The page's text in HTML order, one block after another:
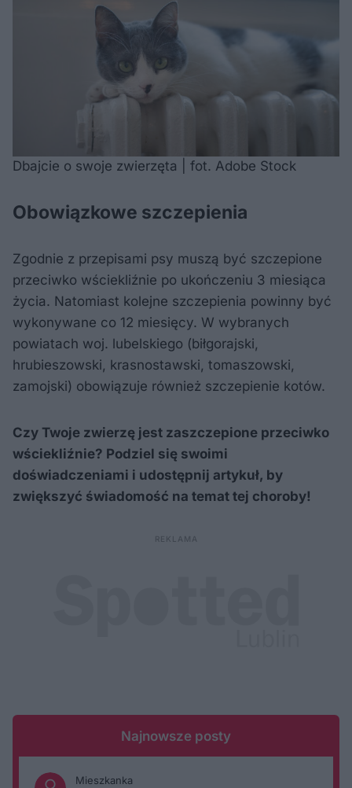
Dbajcie o swoje zwierzęta | fot. Adobe Stock
Obowiązkowe szczepienia
Zgodnie z przepisami psy muszą być szczepione
przeciwko wściekliźnie po ukończeniu 3 miesiąca
życia. Natomiast kolejne szczepienia powinny być
wykonywane co 12 miesięcy. W wybranych
powiatach woj. lubelskiego (biłgorajski,
hrubieszowski, krasnostawski, tomaszowski,
zamojski) obowiązuje również szczepienie kotów.
Czy Twoje zwierzę jest zaszczepione przeciwko
wściekliźnie? Podziel się swoimi
doświadczeniami i udostępnij artykuł, by
zwiększyć świadomość na temat tej choroby!
Najnowsze posty
Mieszkanka